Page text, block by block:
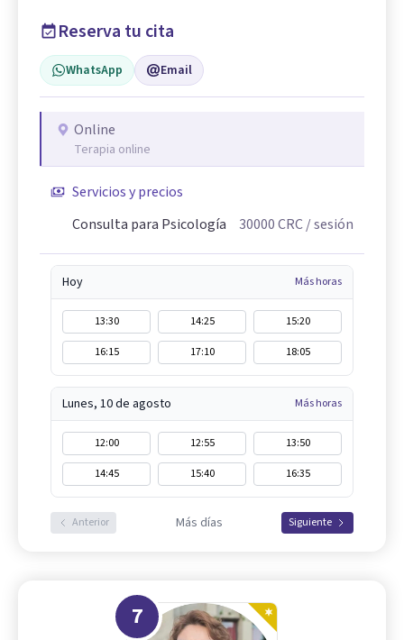
Reserva tu cita
WhatsApp Email
Online
Terapia online
Servicios y precios
Consulta para Psicología
30000CRC/ sesión
Hoy Más horas
13:30 14:25
15:20
16:15
17:10 18:05
Lunes, 10 de agosto Más horas
12:00 12:55
13:50
14:45
15:40 16:35
Anterior Más días Siguiente
7